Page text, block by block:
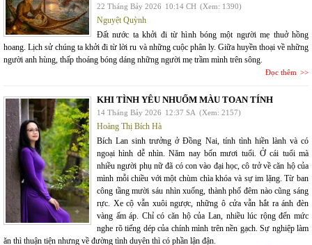
22 Tháng Bảy 2026 10:14 CH (Xem: 1390)
Nguyệt Quỳnh
Đất nước ta khởi đi từ hình bóng một người mẹ thuở hồng
hoang. Lịch sử chúng ta khởi đi từ lời ru và những cuộc phân ly. Giữa huyền thoại về những
người anh hùng, thấp thoáng bóng dáng những người mẹ trầm mình trên sông.
Đọc thêm
KHI TÌNH YÊU NHUỐM MÀU TOAN TÍNH
14 Tháng Bảy 2026 12:37 SA (Xem: 2157)
Hoàng Thị Bích Hà
Bích Lan sinh trưởng ở Đồng Nai, tính tình hiền lành và có
ngoại hình dễ nhìn. Năm nay bốn mươi tuổi. Ở cái tuổi mà
nhiều người phụ nữ đã có con vào đại học, cô trở về căn hộ của
mình mỗi chiều với một chùm chìa khóa và sự im lặng. Từ ban
công tầng mười sáu nhìn xuống, thành phố đêm nào cũng sáng
rực. Xe cộ vẫn xuôi ngược, những ô cửa vẫn hắt ra ánh đèn
vàng ấm áp. Chỉ có căn hộ của Lan, nhiều lúc rộng đến mức
nghe rõ tiếng dép của chính mình trên nền gạch. Sự nghiệp làm
ăn thì thuận tiện nhưng về đường tình duyên thì có phần lận đận.